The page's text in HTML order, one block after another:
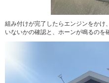
組み付けが完了したらエンジンをかけ
いないかの確認と、ホーンが鳴るのを